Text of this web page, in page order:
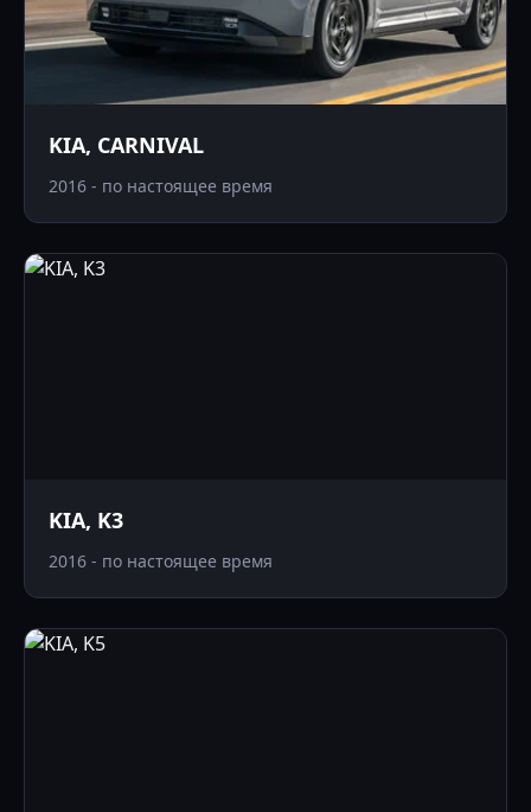
KIA, CARNIVAL
2016 - по настоящее время
KIA, K3
2016 - по настоящее время